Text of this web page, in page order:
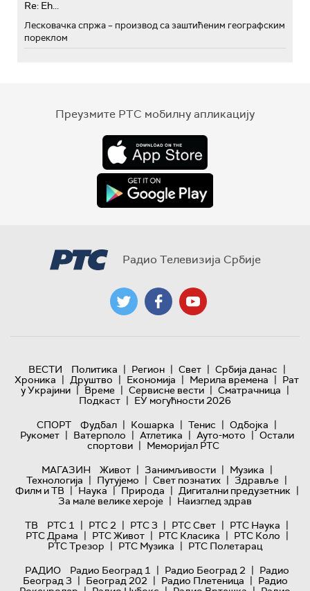
Re: Eh...
Лесковачка спржа – производ са заштићеним географским
пореклом
Преузмите РТС мобилну апликацију
Радио Телевизија Србије
ВЕСТИ Политика | Регион | Свет | Србија данас |
Хроника | Друштво | Економија | Мерила времена | Рат
у Украјини | Време | Сервисне вести | Сматрачница |
Подкаст | ЕУ могућности 2026
СПОРТ
Фудбал | Кошарка | Тенис | Одбојка |
Рукомет | Ватерполо | Атлетика | Ауто-мото | Остали
спортови | Меморијал РТС
МАГАЗИН
Живот | Занимљивости | Музика |
Технологијa | Путујемо | Свет познатих | Здравље |
Филм и ТВ | Наука | Природа | Дигитални предузетник |
За мале велике хероје | Наизглед здрав
ТВ
РТС 1 | РТС 2 | РТС 3 | РТС Свет | РТС Наука |
РТС Драма | РТС Живот | РТС Класика | РТС Коло |
РТС Трезор | РТС Музика | РТС Полетарац
РАДИО
Радио Београд 1 | Радио Београд 2 | Радио
Београд 3 | Београд 202 | Радио Плетеница | Радио